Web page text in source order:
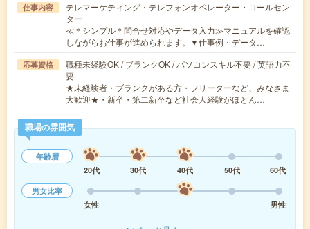
仕事内容
テレマーケティング・テレフォンオペレーター・コールセン
ター
≪＊シンプル＊問合せ対応やデータ入力≫マニュアルを確認
しながらお仕事が進められます。▼仕事例・データ…
応募資格
職種未経験OK / ブランクOK / パソコンスキル不要 / 英語力不
要
★未経験者・ブランクがある方・フリーターなど、みなさま
大歓迎★・新卒・第二新卒など社会人経験がほとん…
職場の雰囲気
年齢層
20代
30代 40代 50代
60代
男女比率
女性
男性